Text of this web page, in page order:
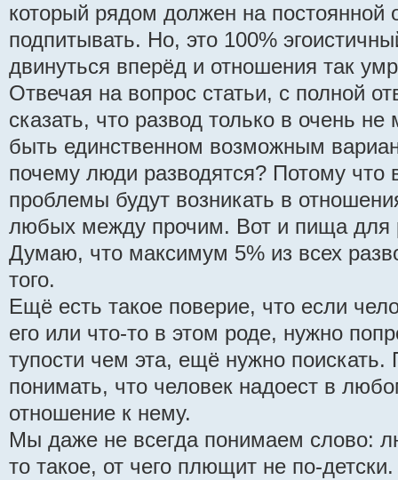
который рядом должен на постоянной
подпитывать. Но, это 100%
двинуться вперёд и отношения так
Отвечая на вопрос статьи, с полной
сказать, что развод только в очень
быть единственном возможным
почему люди разводятся? Потому что
проблемы будут возникать в
любых между прочим. Вот и пища
Думаю, что максимум 5% из всех
того.
Ещё есть такое поверие, что если
его или что-то в этом роде, нужно
тупости чем эта, ещё нужно поискать.
понимать, что человек надоест в
отношение к нему.
Мы даже не всегда понимаем слово:
то такое, от чего плющит не по-